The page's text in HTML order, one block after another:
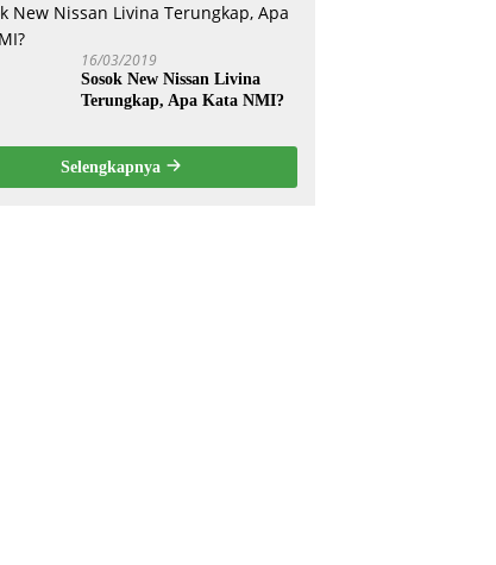
16/03/2019
Sosok New Nissan Livina
Terungkap, Apa Kata NMI?
Selengkapnya